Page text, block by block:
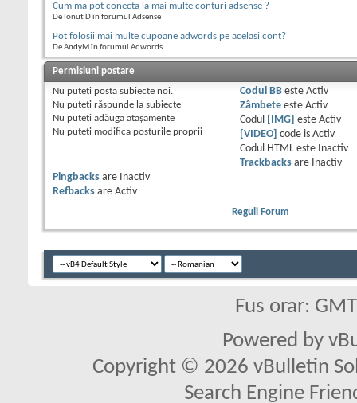
Cum ma pot conecta la mai multe conturi adsense ?
De Ionut D în forumul Adsense
Pot folosii mai multe cupoane adwords pe acelasi cont?
De AndyM în forumul Adwords
Permisiuni postare
Nu puteţi posta subiecte noi.
Nu puteţi răspunde la subiecte
Nu puteţi adăuga ataşamente
Nu puteţi modifica posturile proprii
Codul BBeste Activ
Zâmbeteeste Activ
Codul
[IMG] este Activ
[VIDEO]
code is Activ
Codul HTML este
Inactiv
Trackbacksare
Inactiv
Pingbacks are
Inactiv
Refbacks are Activ
Reguli Forum
Fus orar:
Powered by
Copyright © 2026 vBulletin
Search Engine